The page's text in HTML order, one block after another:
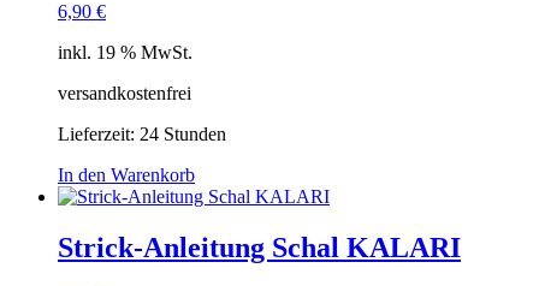
6,90 €
inkl. 19 % MwSt.
versandkostenfrei
Lieferzeit: 24 Stunden
In den Warenkorb
Strick-Anleitung Schal KALARI